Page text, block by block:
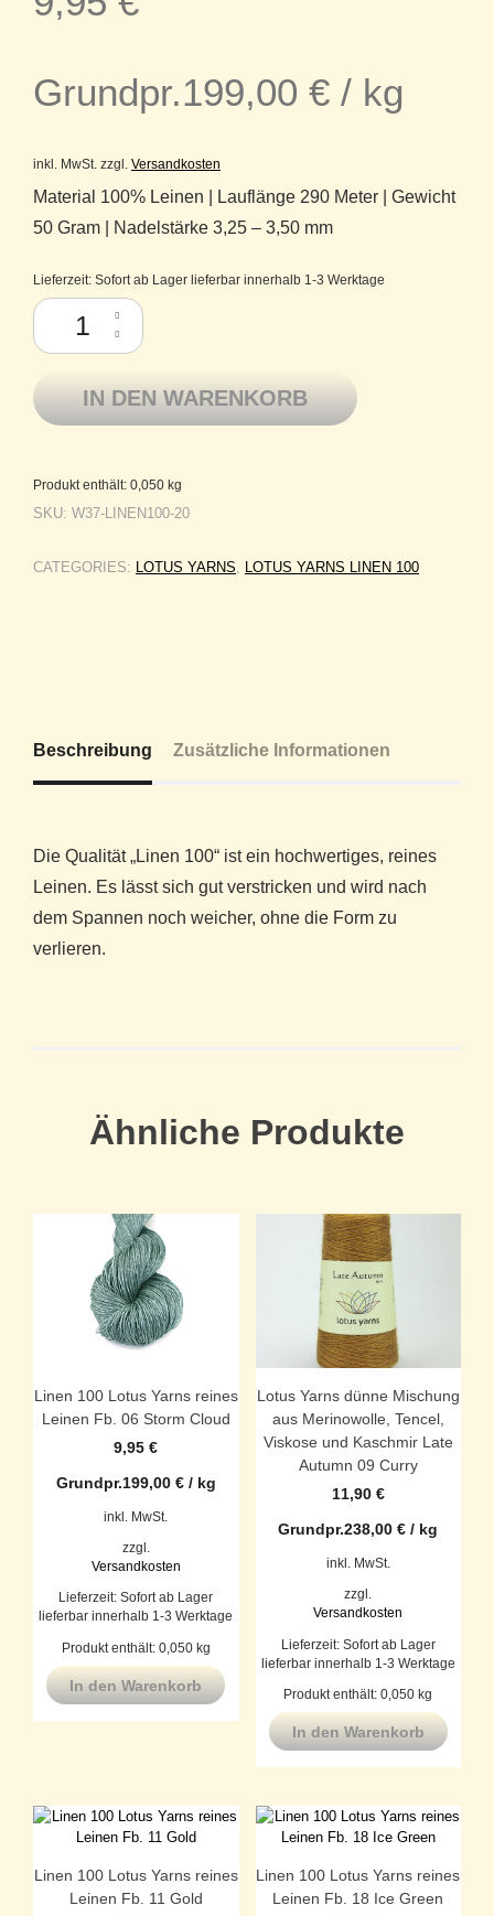
Grundpr.199,00 € / kg
inkl. MwSt. zzgl. Versandkosten
Material 100% Leinen | Lauflänge 290 Meter | Gewicht
50 Gram | Nadelstärke 3,25 – 3,50 mm
Lieferzeit: Sofort ab Lager lieferbar innerhalb 1-3 Werktage
Linen 100 Lotus Yarns reines Leinen Fb. 20 Birch Leaf Menge
IN DEN WARENKORB
Produkt enthält: 0,050 kg
SKU: W37-LINEN100-20
CATEGORIES: LOTUS YARNS LOTUS YARNS LINEN 100
Beschreibung Zusätzliche Informationen
Die Qualität „Linen 100“ ist ein hochwertiges, reines
Leinen. Es lässt sich gut verstricken und wird nach
dem Spannen noch weicher, ohne die Form zu
verlieren.
Ähnliche Produkte
Linen 100 Lotus Yarns reines
Leinen Fb. 06 Storm Cloud
9,95€
Grundpr.199,00 €/ kg
inkl. MwSt.
zzgl.
Versandkosten
Lieferzeit:Sofort ab Lager
lieferbar innerhalb 1-3 Werktage
Produkt enthält: 0,050 kg
In den Warenkorb
Lotus Yarns dünne Mischung
aus Merinowolle, Tencel,
Viskose und Kaschmir Late
Autumn 09 Curry
11,90 €
Grundpr.238,00€ / kg
inkl. MwSt.
zzgl.
Versandkosten
Lieferzeit: Sofort ab Lager
lieferbar innerhalb 1-3 Werktage
Produkt enthält: 0,050kg
In den Warenkorb
Linen 100 Lotus Yarns reines
Leinen Fb. 11 Gold
Linen 100 Lotus Yarns reines
Leinen Fb. 18 Ice Green